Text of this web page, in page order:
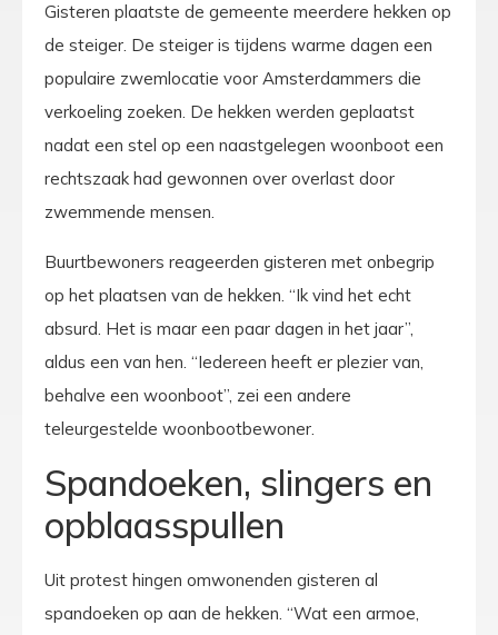
Gisteren plaatste de gemeente meerdere hekken op
de steiger. De steiger is tijdens warme dagen een
populaire zwemlocatie voor Amsterdammers die
verkoeling zoeken. De hekken werden geplaatst
nadat een stel op een naastgelegen woonboot een
rechtszaak had gewonnen over overlast door
zwemmende mensen.
Buurtbewoners reageerden gisteren met onbegrip
op het plaatsen van de hekken. “Ik vind het echt
absurd. Het is maar een paar dagen in het jaar”,
aldus een van hen. “Iedereen heeft er plezier van,
behalve een woonboot”, zei een andere
teleurgestelde woonbootbewoner.
Spandoeken, slingers en
opblaasspullen
Uit protest hingen omwonenden gisteren al
spandoeken op aan de hekken. “Wat een armoe,